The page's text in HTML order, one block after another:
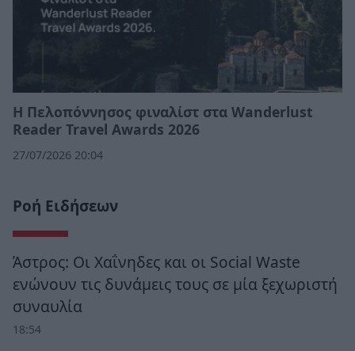
Η Πελοπόννησος φιναλίστ στα Wanderlust
Reader Travel Awards 2026
27/07/2026 20:04
Ροή Ειδήσεων
Άστρος: Οι Χαΐνηδες και οι Social Waste
ενώνουν τις δυνάμεις τους σε μία ξεχωριστή
συναυλία
18:54